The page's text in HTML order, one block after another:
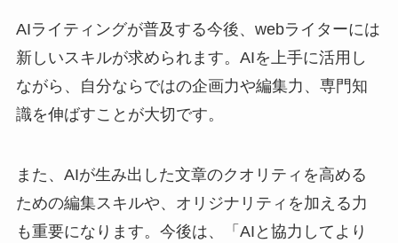
AIライティングが普及する今後、webライターには
新しいスキルが求められます。AIを上手に活用し
ながら、自分ならではの企画力や編集力、専門知
識を伸ばすことが大切です。
また、AIが生み出した文章のクオリティを高める
ための編集スキルや、オリジナリティを加える力
も重要になります。今後は、「AIと協力してより